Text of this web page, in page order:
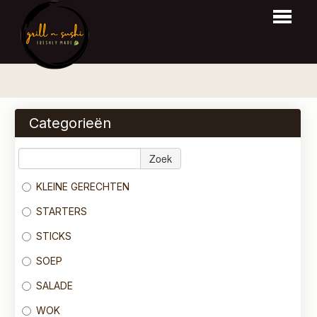
BESTELLEN
MENU
LOGIN
CONTACT
Categorieën
Zoek
KLEINE GERECHTEN
STARTERS
STICKS
SOEP
SALADE
WOK